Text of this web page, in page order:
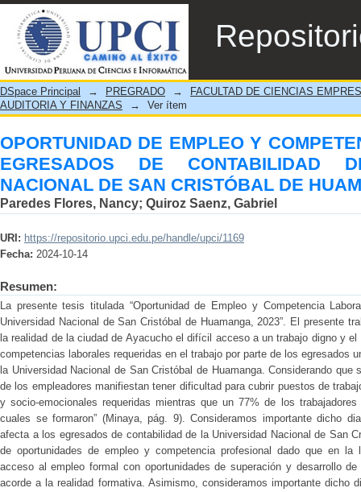
OPORTUNIDAD DE EMPLEO Y
CONTABILIDAD DE LA UNIVERSIDAD
DSpace Principal → PREGRADO →
FACULTAD DE CIENCIAS
AUDITORIA Y FINANZAS
→ Ver ítem
OPORTUNIDAD DE EMPLEO Y
EGRESADOS DE CONTABILIDAD
NACIONAL DE SAN CRISTÓBAL DE
Paredes Flores, Nancy; Quiroz Saenz, Gabriel
URI: https://repositorio.upci.edu.pe/handle/upci/1169
Fecha: 2024-10-14
Resumen:
La presente tesis titulada “Oportunidad de Empleo y Competencia
Universidad Nacional de San Cristóbal de Huamanga, 2023”. El presente
la realidad de la ciudad de Ayacucho el difícil acceso a un trabajo digno y
competencias laborales requeridas en el trabajo por parte de los egresados
la Universidad Nacional de San Cristóbal de Huamanga. Considerando que
de los empleadores manifiestan tener dificultad para cubrir puestos de
y socio-emocionales requeridas mientras que un 77% de los
cuales se formaron” (Minaya, pág. 9). Consideramos importante dicho
afecta a los egresados de contabilidad de la Universidad Nacional de San
de oportunidades de empleo y competencia profesional dado que en la
acceso al empleo formal con oportunidades de superación y desarrollo
acorde a la realidad formativa. Asimismo, consideramos importante dicho